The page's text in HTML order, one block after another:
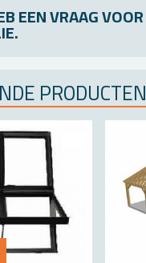
EEN VRAAG VOOR
PRO­DUC­TEN